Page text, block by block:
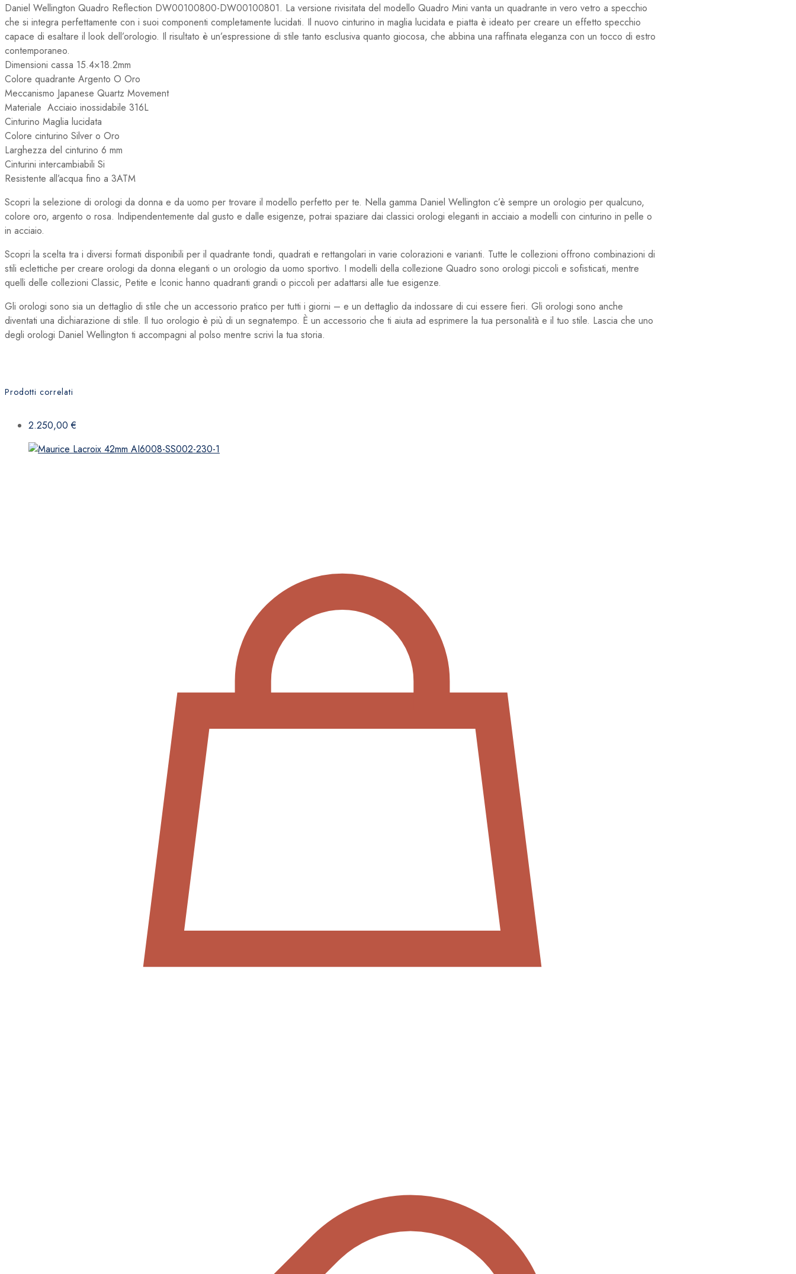
Daniel Wellington Quadro Reflection DW00100800-DW00100801. La versione rivisitata del modello Quadro Mini vanta un quadrante in vero vetro a specchio
che si integra perfettamente con i suoi componenti completamente lucidati. Il nuovo cinturino in maglia lucidata e piatta è ideato per creare un effetto specchio
capace di esaltare il look dell’orologio. Il risultato è un’espressione di stile tanto esclusiva quanto giocosa, che abbina una raffinata eleganza con un tocco di estro
contemporaneo.
Dimensioni cassa 15.4×18.2mm
Colore quadrante Argento O Oro
Meccanismo Japanese Quartz Movement
Materiale Acciaio inossidabile 316L
Cinturino Maglia lucidata
Colore cinturino Silver o Oro
Larghezza del cinturino 6 mm
Cinturini intercambiabili Si
Resistente all’acqua fino a 3ATM
Scopri la selezione di orologi da donna e da uomo per trovare il modello perfetto per te. Nella gamma Daniel Wellington c’è sempre un orologio per qualcuno,
colore oro, argento o rosa. Indipendentemente dal gusto e dalle esigenze, potrai spaziare dai classici orologi eleganti in acciaio a modelli con cinturino in pelle o
in acciaio.
Scopri la scelta tra i diversi formati disponibili per il quadrante tondi, quadrati e rettangolari in varie colorazioni e varianti. Tutte le collezioni offrono combinazioni di
stili eclettiche per creare orologi da donna eleganti o un orologio da uomo sportivo. I modelli della collezione Quadro sono orologi piccoli e sofisticati, mentre
quelli delle collezioni Classic, Petite e Iconic hanno quadranti grandi o piccoli per adattarsi alle tue esigenze.
Gli orologi sono sia un dettaglio di stile che un accessorio pratico per tutti i giorni – e un dettaglio da indossare di cui essere fieri. Gli orologi sono anche
diventati una dichiarazione di stile. Il tuo orologio è più di un segnatempo. È un accessorio che ti aiuta ad esprimere la tua personalità e il tuo stile. Lascia che uno
degli orologi Daniel Wellington ti accompagni al polso mentre scrivi la tua storia.
Prodotti correlati
2.250,00€